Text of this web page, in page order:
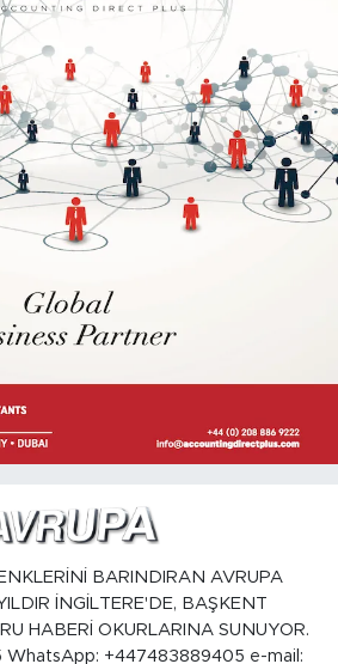
BARINDIRAN AVRUPA
İNGİLTERE'DE, BAŞKENT
HABERİ OKURLARINA SUNUYOR.
+447483889405 e-mail: